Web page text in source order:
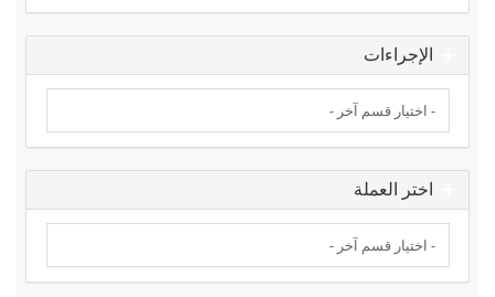
الإجراءات
اختر العملة